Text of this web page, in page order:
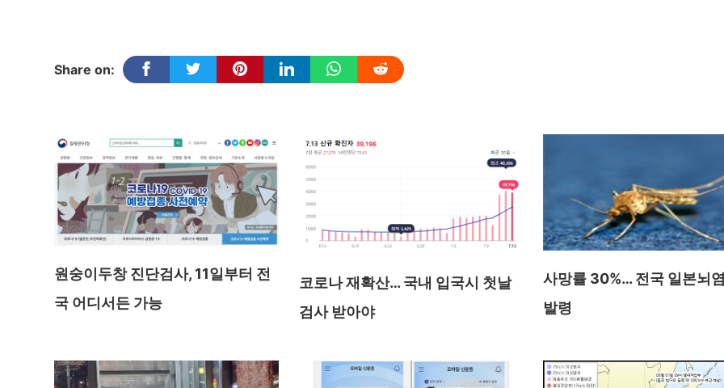
Share on:
원숭이두창 진단검사, 11일부터 전
국 어디서든 가능
코로나 재확산… 국내 입국시 첫날
검사 받아야
사망률 30%… 전국 일본뇌
발령